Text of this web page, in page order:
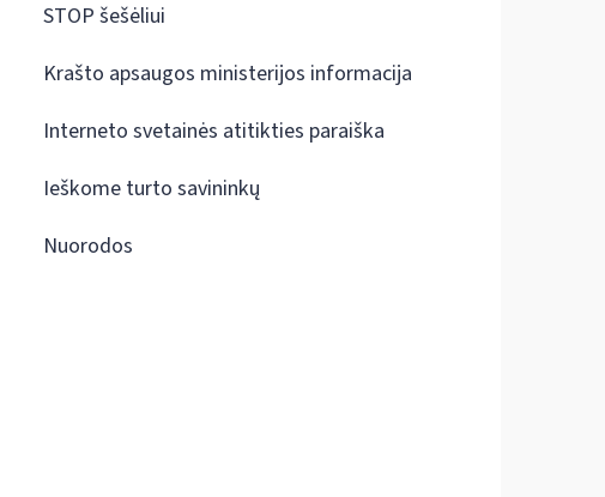
STOP šešėliui
Krašto apsaugos ministerijos informacija
Interneto svetainės atitikties paraiška
Ieškome turto savininkų
Nuorodos